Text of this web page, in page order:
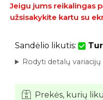
Jeigu jums reikalingas
užsisakykite kartu su
Sandėlio likutis:
Rodyti detalų
Prekės, kurių